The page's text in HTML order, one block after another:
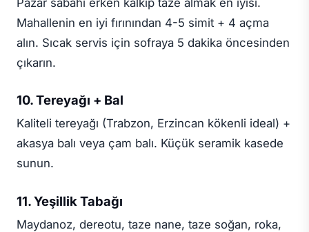
Mahallenin en iyi fırınından 4-5 simit + 4 açma
alın. Sıcak servis için sofraya 5 dakika öncesinden
çıkarın.
10. Tereyağı + Bal
Kaliteli tereyağı (Trabzon, Erzincan kökenli ideal) +
akasya balı veya çam balı. Küçük seramik kasede
sunun.
11. Yeşillik Tabağı
Maydanoz, dereotu, taze nane, taze soğan, roka,